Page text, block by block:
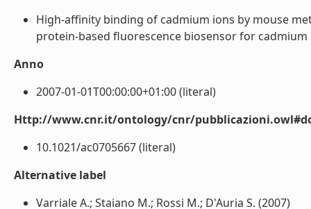
High-affinity binding of cadmium ions by mouse
protein-based fluorescence biosensor for
Anno
2007-01-01T00:00:00+01:00 (literal)
Http://www.cnr.it/ontology/cnr/
10.1021/ac0705667 (literal)
Alternative label
Varriale A.; Staiano M.; Rossi M.; D'Auria S. (2007)